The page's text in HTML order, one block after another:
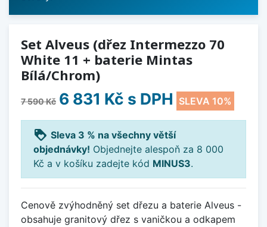
Set Alveus (dřez Intermezzo 70
White 11 + baterie Mintas
Bílá/Chrom)
7 590 Kč 6 831 Kč s DPH SLEVA 10%
loyalty Sleva 3 % na všechny větší
objednávky! Objednejte alespoň za 8 000
Kč a v košíku zadejte kód MINUS3.
Cenově zvýhodněný set dřezu a baterie Alveus -
obsahuje granitový dřez s vaničkou a odkapem